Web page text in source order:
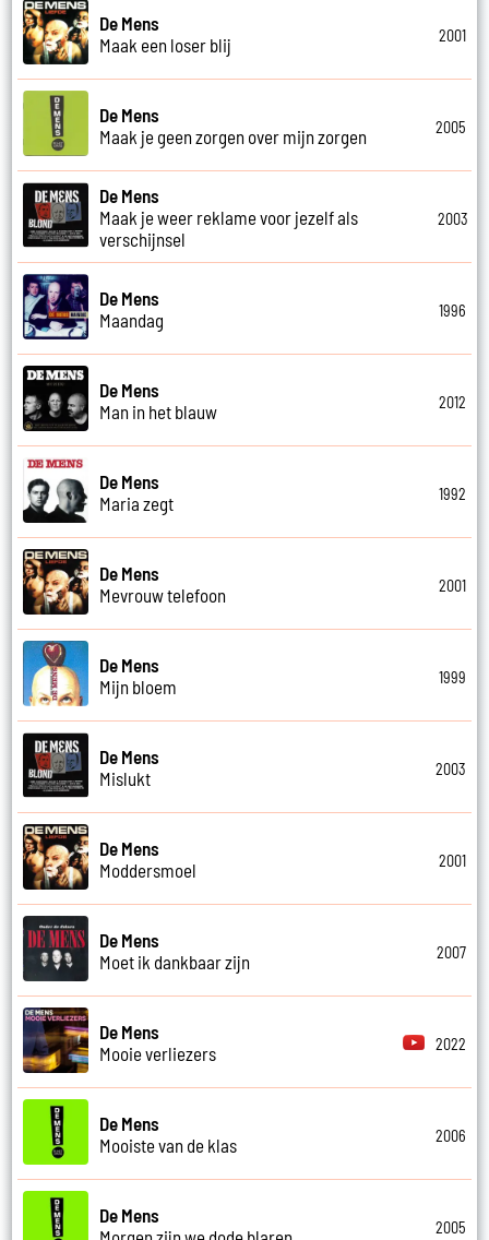
De Mens
Maak een loser blij
2001
De Mens
Maak je geen zorgen over mijn zorgen
2005
De Mens
Maak je weer reklame voor jezelf als
verschijnsel
2003
De Mens
Maandag
1996
De Mens
Man in het blauw
2012
De Mens
Maria zegt
1992
De Mens
Mevrouw telefoon
2001
De Mens
Mijn bloem
1999
De Mens
Mislukt
2003
De Mens
Moddersmoel
2001
De Mens
Moet ik dankbaar zijn
2007
De Mens
Mooie verliezers
2022
De Mens
Mooiste van de klas
2006
De Mens
2005